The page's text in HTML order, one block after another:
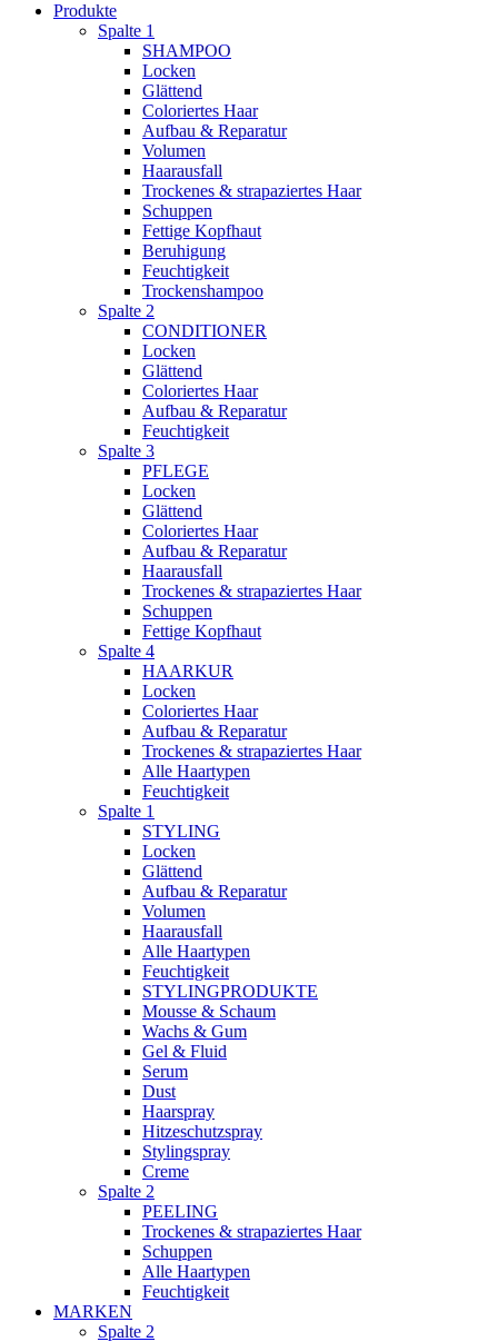
Produkte
Spalte 1
SHAMPOO
Locken
Glättend
Coloriertes Haar
Aufbau & Reparatur
Volumen
Haarausfall
Trockenes & strapaziertes Haar
Schuppen
Fettige Kopfhaut
Beruhigung
Feuchtigkeit
Trockenshampoo
Spalte 2
CONDITIONER
Locken
Glättend
Coloriertes Haar
Aufbau & Reparatur
Feuchtigkeit
Spalte 3
PFLEGE
Locken
Glättend
Coloriertes Haar
Aufbau & Reparatur
Haarausfall
Trockenes & strapaziertes Haar
Schuppen
Fettige Kopfhaut
Spalte 4
HAARKUR
Locken
Coloriertes Haar
Aufbau & Reparatur
Trockenes & strapaziertes Haar
Alle Haartypen
Feuchtigkeit
Spalte 1
STYLING
Locken
Glättend
Aufbau & Reparatur
Volumen
Haarausfall
Alle Haartypen
Feuchtigkeit
STYLINGPRODUKTE
Mousse & Schaum
Wachs & Gum
Gel & Fluid
Serum
Dust
Haarspray
Hitzeschutzspray
Stylingspray
Creme
Spalte 2
PEELING
Trockenes & strapaziertes Haar
Schuppen
Alle Haartypen
Feuchtigkeit
MARKEN
Spalte 2